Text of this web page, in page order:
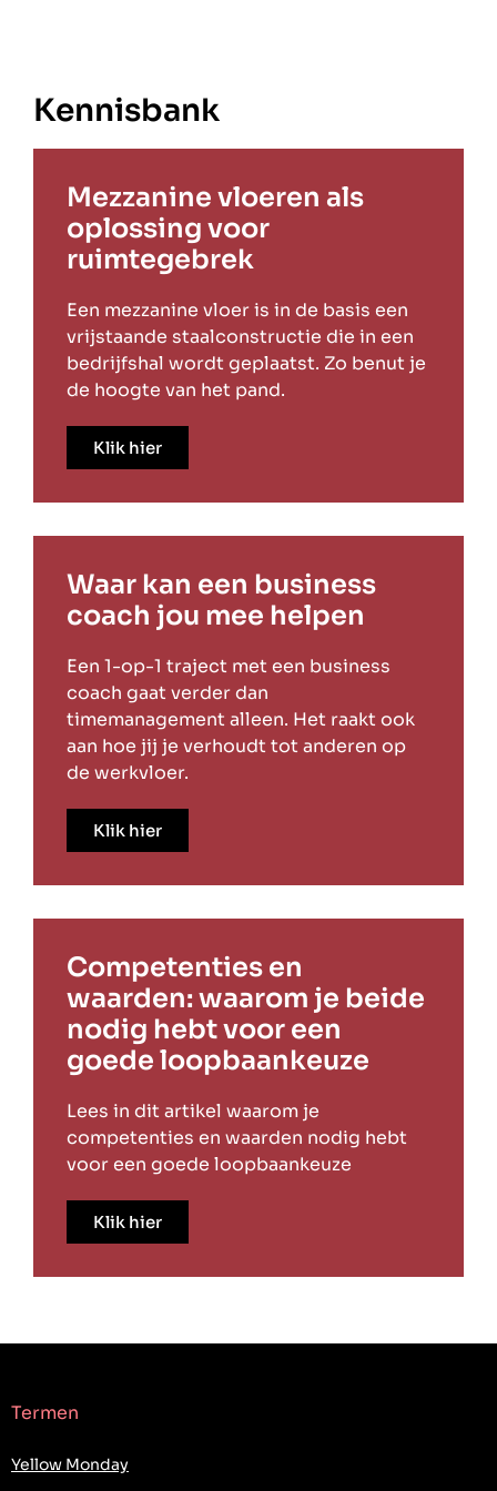
Kennisbank
Mezzanine vloeren als
oplossing voor
ruimtegebrek
Een mezzanine vloer is in de basis een
vrijstaande staalconstructie die in een
bedrijfshal wordt geplaatst. Zo benut je
de hoogte van het pand.
Klik hier
Waar kan een business
coach jou mee helpen
Een 1-op-1 traject met een business
coach gaat verder dan
timemanagement alleen. Het raakt ook
aan hoe jij je verhoudt tot anderen op
de werkvloer.
Klik hier
Competenties en
waarden: waarom je beide
nodig hebt voor een
goede loopbaankeuze
Lees in dit artikel waarom je
competenties en waarden nodig hebt
voor een goede loopbaankeuze
Klik hier
Termen
Yellow Monday